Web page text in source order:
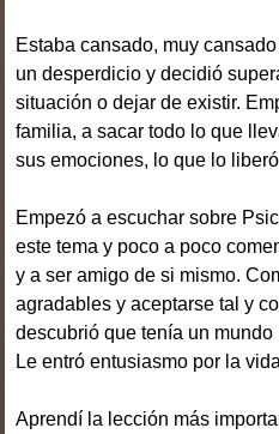
Estaba cansado, muy
un desperdicio y decidió
situación o dejar de existir.
familia, a sacar todo lo que
sus emociones, lo que lo
Empezó a escuchar sobre
este tema y poco a poco
y a ser amigo de si mismo.
agradables y aceptarse tal y
descubrió que tenía un
Le entró entusiasmo por la
Aprendí la lección más